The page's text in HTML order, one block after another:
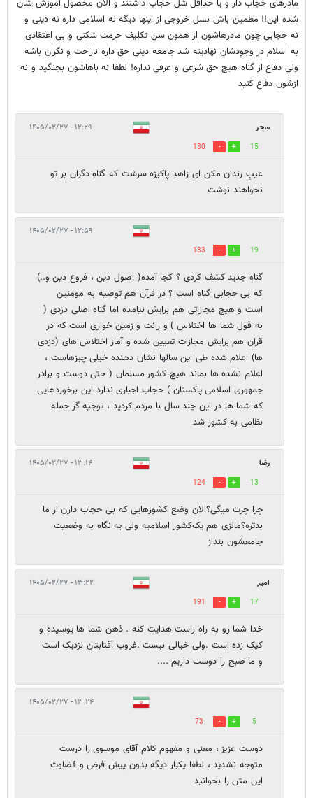
مادرهای حجاب دار و یا حداقل شل حجاب داشتند و الان محصول آموزش شأن
شده این!! مطمین باش نسل خروجی از اینها دیگه نه اسلامی داره نه دینی و
نه حجابی چون مادرهاشون از همون سن تکلیف حرمت شکنی و بی اعتقادی
به اسلام در وجودشان نهادینه شد جامعه دینی حق داره ناراحت و نگران باشه
ولی دفاع از گناه هیچ حق شرعی و عرفی نداره! لطفا نه باهاشون بجنگید و نه
ازشون دفاع کنید
سحر ۱۲:۲۹ - ۱۴۰۵/۰۲/۲۷
15
130
عیبِ رندان مکن ای زاهدِ پاکیزه سرشت که گناهِ دگران بر تو
نخواهند نوشت
۱۲:۵۹ - ۱۴۰۵/۰۲/۲۷
19
133
گناه جدید کشف کردی ؟ کجا آمده( اصول دین ، فروع دین و..)
که بی حجابی گناه است ؟ در قرآن هم توصیه به مومنین
است و هیچ مجازاتی هم برایش نیامده اما گناه اصلی دزدی (
به قول شما ها اختلاس ) و رانت و زمین خواری است که در
قران هم برایش مجازات تعیین شده و آمار اختلاس های (دزدی
ها) اعلام شده طی این سالها نشان دهنده خیلی چیزهاست ،
اعلام نشده ها بماند هیچ کشور مسلمان ( حتی دوست و برادر
جمهوری اسلامی پاکستان ) حجاب اجباری ندارد این برخوردهایی
که شما ها در این چند سال با مردم کردید ، توجیه گر حمله
نظامی به کشور شد
رضا ۱۳:۱۴ - ۱۴۰۵/۰۲/۲۷
13
124
چرا چرت میگی؟الان وضع کشورهایی که بی حجاب دارن از ما
بدتره؟مالزی هم یک‌کشور اسلامیه ولی یه نگاه به وضعیت
جامعشون بنداز
امیر ۱۳:۲۲ - ۱۴۰۵/۰۲/۲۷
17
191
خدا شما رو به راه راست هدایت کنه . ذهن شما ها پوسیده و
کپک زده است .ولی خیالی نیست .غروب آفتابتان نزدیک است
و ما صبح را دوست داریم ....
۱۳:۲۴ - ۱۴۰۵/۰۲/۲۷
5
73
دوست عزیز ، معنی و مفهوم کلام آقای موسوی را درست
متوجه نشدید ، لطفا یکبار دیگه بدون پیش فرض و قضاوت
این متن را بخوانید